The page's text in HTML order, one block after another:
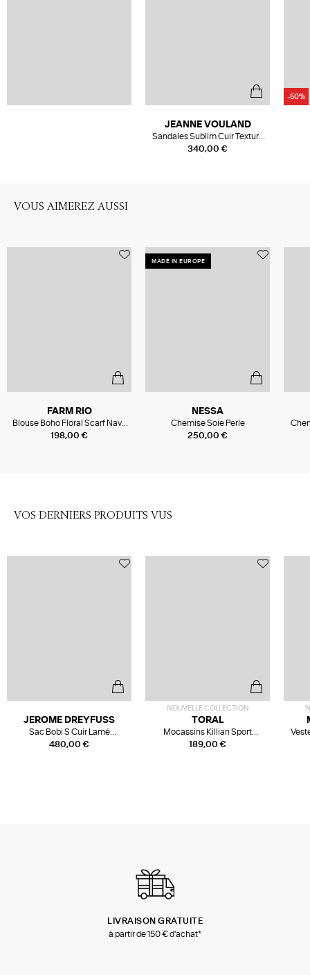
340,00 €
JEANNE VOULAND
Sandales Sublim Cuir Texturé
Argenté
-50%
VOUS AIMEREZ AUSSI
198,00 €
FARM RIO
Blouse Boho Floral Scarf Navy
Blue
MADE IN EUROPE
250,00 €
NESSA
Chemise Soie Perle
VOS DERNIERS PRODUITS VUS
480,00 €
JEROME DREYFUSS
Sac Bobi S Cuir Lamé
Champagne
NOUVELLE COLLECTION
189,00 €
TORAL
Mocassins Killian Sport
Mousse
LIVRAISON GRATUITE
à partir de 150 € d'achat*